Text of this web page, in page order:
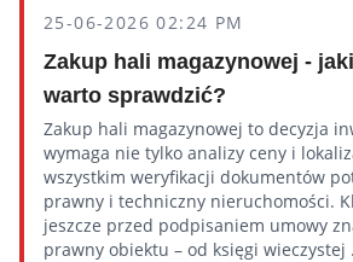
25-06-2026 02:24 PM
Zakup hali magazynowej -
warto sprawdzić?
Zakup hali magazynowej to decyzja
wymaga nie tylko analizy ceny i
wszystkim weryfikacji dokumentów
prawny i techniczny nieruchomości.
jeszcze przed podpisaniem umowy
prawny obiektu – od księgi wieczystej